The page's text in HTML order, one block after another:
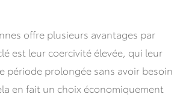
offre plusieurs avantages par
est leur coercivité élevée, qui leur
période prolongée sans avoir besoin
en fait un choix économiquement